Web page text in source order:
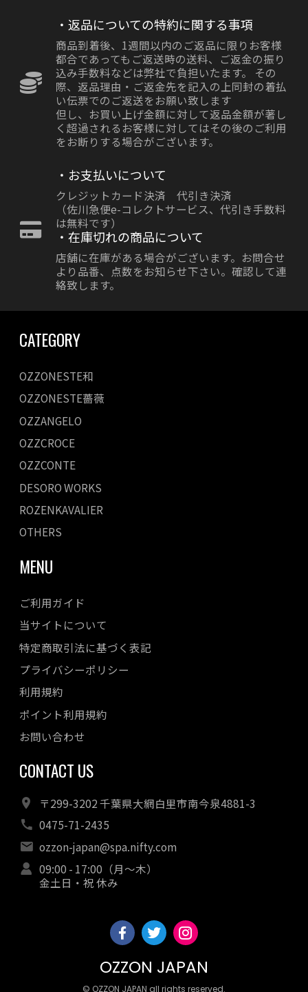
・返品についての特約に関する事項
商品到着後、1週間以内のご返品に限りお客様
都合であってもご返送時の送料、ご返金の振り
込み手数料などは弊社で負担いたます。 その
際、返品理由・ご返金先を記入の上同封の着払
い伝票でのご返送をお願い致します
但し、お買い上げ金額に対して返品金額が著し
く超過されるお客様に対してはその後のご利用
をお断りする場合がございます。
・お支払いについて
クレジットカード決済 代引き決済
（佐川急便e-コレクトサービス、代引き手数料
は無料です）
・在庫切れの商品について
店舗に在庫がある場合がございます。お問合せ
より品番、点数をお知らせ下さい。確認して連
絡致します。
CATEGORY
OZZONESTE和
OZZONESTE薔薇
OZZANGELO
OZZCROCE
OZZCONTE
DESORO WORKS
ROZENKAVALIER
OTHERS
MENU
ご利用ガイド
当サイトについて
特定商取引法に基づく表記
プライバシーポリシー
利用規約
ポイント利用規約
お問い合わせ
CONTACT US
〒299-3202 千葉県大網白里市南今泉4881-3
0475-71-2435
ozzon-japan@spa.nifty.com
09:00 - 17:00（月～木）
金土日・祝 休み
OZZON JAPAN
© OZZON JAPAN all rights reserved.